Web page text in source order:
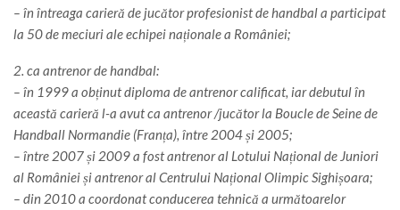
– în întreaga carieră de jucător profesionist de handbal a participat
la 50 de meciuri ale echipei naționale a României;
2. ca antrenor de handbal:
– în 1999 a obținut diploma de antrenor calificat, iar debutul în
această carieră l-a avut ca antrenor /jucător la Boucle de Seine de
Handball Normandie (Franța), între 2004 și 2005;
– între 2007 și 2009 a fost antrenor al Lotului Național de Juniori
al României și antrenor al Centrului Național Olimpic Sighișoara;
– din 2010 a coordonat conducerea tehnică a următoarelor